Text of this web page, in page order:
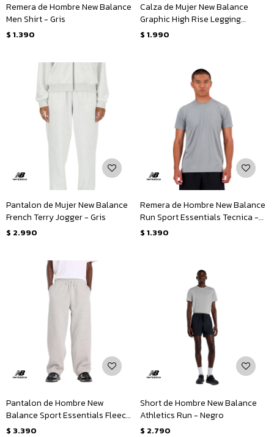
Remera de Hombre New Balance
Men Shirt - Gris
$ 1.390
Calza de Mujer New Balance
Graphic High Rise Legging
25&quot; - Negro
$ 1.990
Pantalon de Mujer New Balance
French Terry Jogger - Gris
$ 2.990
Remera de Hombre New Balance
Run Sport Essentials Tecnica -
Gris
$ 1.390
Pantalon de Hombre New
Balance Sport Essentials Fleece
- Gris
$ 3.390
Short de Hombre New Balance
Athletics Run - Negro
$ 2.790